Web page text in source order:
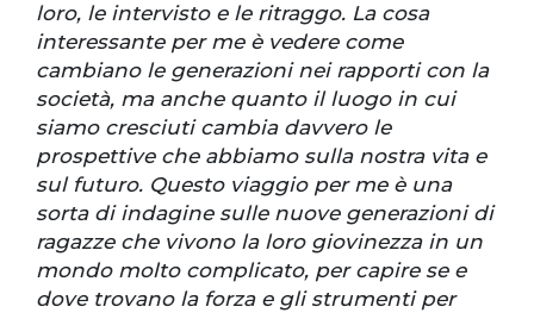
loro, le intervisto e le ritraggo. La cosa
interessante per me è vedere come
cambiano le generazioni nei rapporti con la
società, ma anche quanto il luogo in cui
siamo cresciuti cambia davvero le
prospettive che abbiamo sulla nostra vita e
sul futuro. Questo viaggio per me è una
sorta di indagine sulle nuove generazioni di
ragazze che vivono la loro giovinezza in un
mondo molto complicato, per capire se e
dove trovano la forza e gli strumenti per